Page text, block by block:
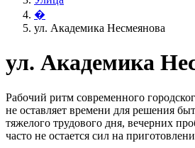
�
ул. Академика Несмеянова
ул. Академика
Рабочий ритм современного
не оставляет времени для решения
тяжелого трудового дня, вечерних
часто не остается сил на